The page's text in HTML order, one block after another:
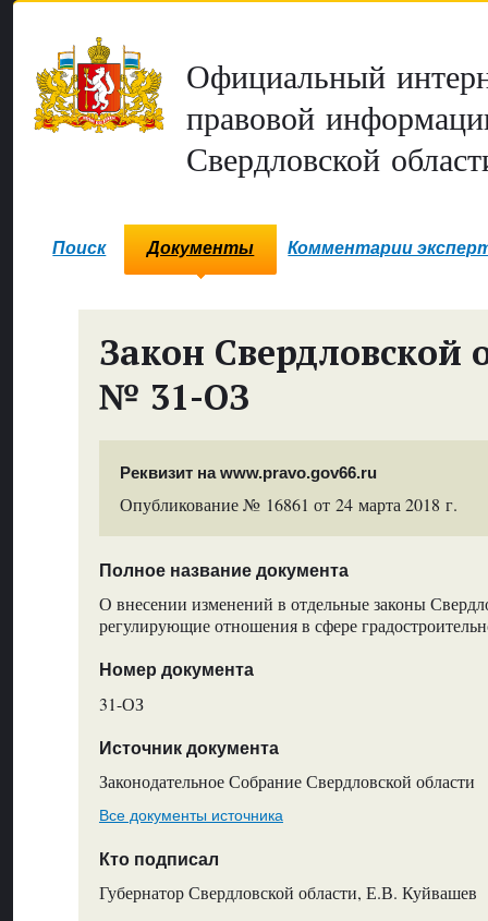
Официальный
правовой
Свердловской
Поиск Документы Комментарии
Закон Свердловской
№ 31-ОЗ
Реквизит на www.pravo.gov66.ru
Опубликование № 16861 от 24 марта 2018 г.
Полное название документа
О внесении изменений в отдельные законы
регулирующие отношения в сфере
Номер документа
31-ОЗ
Источник документа
Законодательное Собрание Свердловской области
Все документы источника
Кто подписал
Губернатор Свердловской области, Е.В. Куйвашев